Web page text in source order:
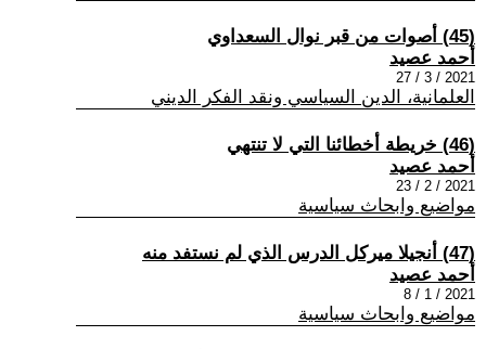
(45) أصوات من قبر نوال السعداوي
أحمد عصيد
2021 / 3 / 27
العلمانية، الدين السياسي ونقد الفكر الديني
(46) خريطة أخطائنا التي لا تنتهي
أحمد عصيد
2021 / 2 / 23
مواضيع وابحاث سياسية
(47) أنجيلا ميركل الدرس الذي لم نستفد منه
أحمد عصيد
2021 / 1 / 8
مواضيع وابحاث سياسية